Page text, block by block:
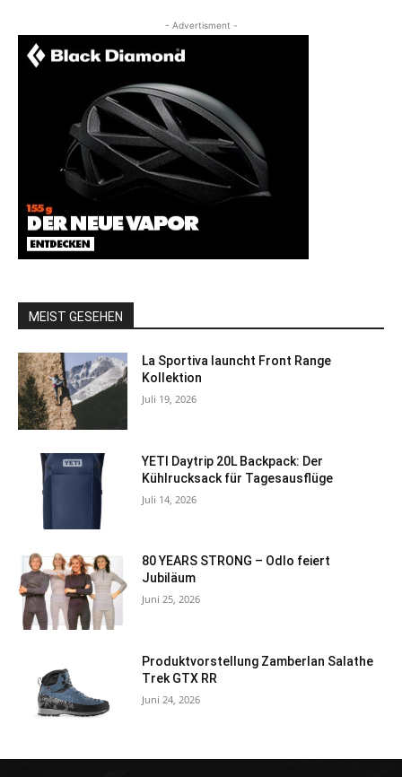
- Advertisment -
MEIST GESEHEN
La Sportiva launcht Front Range
Kollektion
Juli 19, 2026
YETI Daytrip 20L Backpack: Der
Kühlrucksack für Tagesausflüge
Juli 14, 2026
80 YEARS STRONG – Odlo feiert
Jubiläum
Juni 25, 2026
Produktvorstellung Zamberlan Salathe
Trek GTX RR
Juni 24, 2026